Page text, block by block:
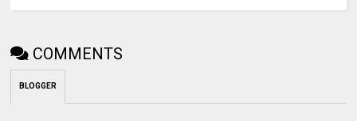
COMMENTS
BLOGGER